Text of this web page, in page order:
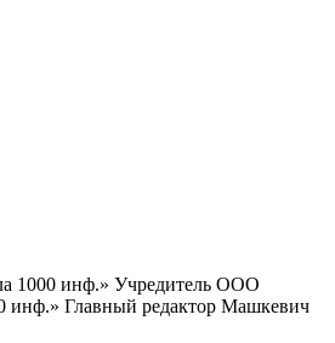
1000 инф.» Учредитель ООО
инф.» Главный редактор Машкевич